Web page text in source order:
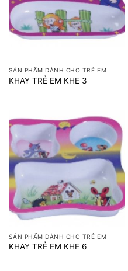
SẢN PHẨM DÀNH CHO TRẺ EM
KHAY TRẺ EM KHE 3
SẢN PHẨM DÀNH CHO TRẺ EM
KHAY TRẺ EM KHE 6